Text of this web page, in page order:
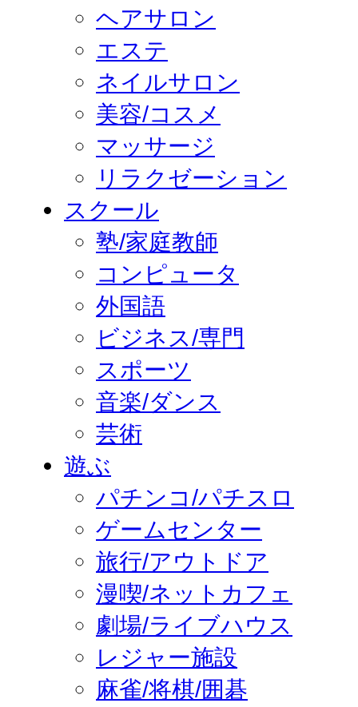
ヘアサロン
エステ
ネイルサロン
美容/コスメ
マッサージ
リラクゼーション
スクール
塾/家庭教師
コンピュータ
外国語
ビジネス/専門
スポーツ
音楽/ダンス
芸術
遊ぶ
パチンコ/パチスロ
ゲームセンター
旅行/アウトドア
漫喫/ネットカフェ
劇場/ライブハウス
レジャー施設
麻雀/将棋/囲碁